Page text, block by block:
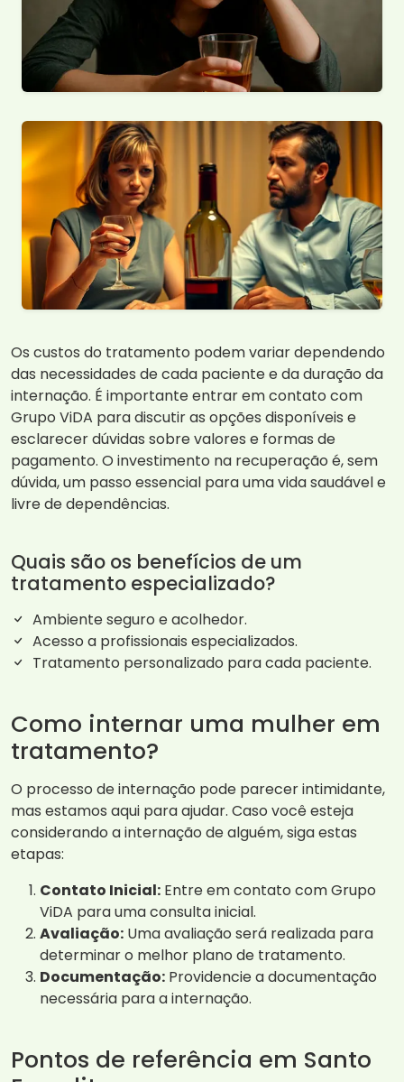
Os custos do tratamento podem variar dependendo
das necessidades de cada paciente e da duração da
internação. É importante entrar em contato com
Grupo ViDA para discutir as opções disponíveis e
esclarecer dúvidas sobre valores e formas de
pagamento. O investimento na recuperação é, sem
dúvida, um passo essencial para uma vida saudável e
livre de dependências.
Quais são os benefícios de um
tratamento especializado?
Ambiente seguro e acolhedor.
Acesso a profissionais especializados.
Tratamento personalizado para cada paciente.
Como internar uma mulher em
tratamento?
O processo de internação pode parecer intimidante,
mas estamos aqui para ajudar. Caso você esteja
considerando a internação de alguém, siga estas
etapas:
Contato Inicial: Entre em contato com Grupo
ViDA para uma consulta inicial.
Avaliação: Uma avaliação será realizada para
determinar o melhor plano de tratamento.
Documentação: Providencie a documentação
necessária para a internação.
Pontos de referência em Santo